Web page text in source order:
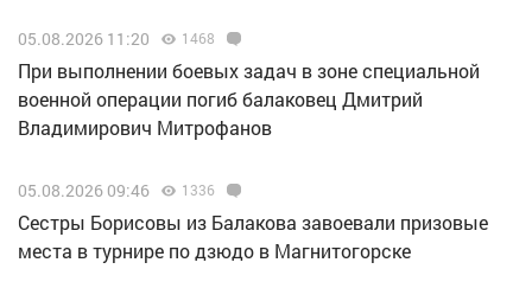
05.08.2026 11:20 1468
При выполнении боевых задач в зоне специальной
военной операции погиб балаковец Дмитрий
Владимирович Митрофанов
05.08.2026 09:46 1336
Сестры Борисовы из Балакова завоевали призовые
места в турнире по дзюдо в Магнитогорске